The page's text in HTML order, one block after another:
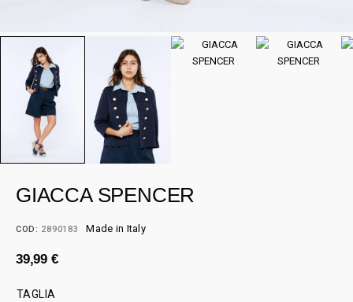
GIACCA SPENCER
COD: 2890183 Made in Italy
39,99 €
TAGLIA